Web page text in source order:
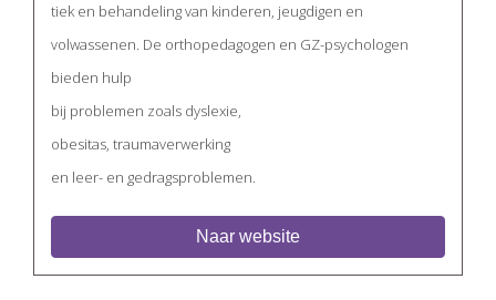
tiek en behandeling van kinderen, jeugdigen en
volwassenen. De orthopedagogen en GZ-psychologen
bieden hulp
bij problemen zoals dyslexie,
obesitas, traumaverwerking
en leer- en gedragsproblemen.
Naar website